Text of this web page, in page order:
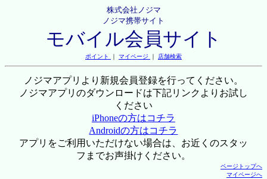
株式会社ノジマ
ノジマ携帯サイト
モバイル会員サイト
ポイント ｜ マイページ ｜ 店舗検索
ノジマアプリより新規会員登録を行ってください。
ノジマアプリのダウンロードは下記リンクよりお試し
ください
iPhoneの方はコチラ
Androidの方はコチラ
アプリをご利用いただけない場合は、お近くのスタッ
フまでお声掛けください。
ページトップへ
マイページへ